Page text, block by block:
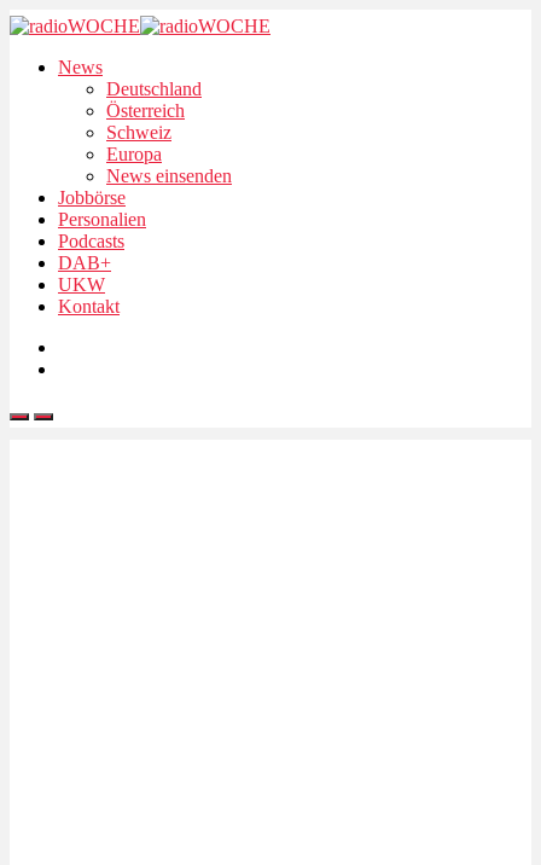
News
Deutschland
Österreich
Schweiz
Europa
News einsenden
Jobbörse
Personalien
Podcasts
DAB+
UKW
Kontakt